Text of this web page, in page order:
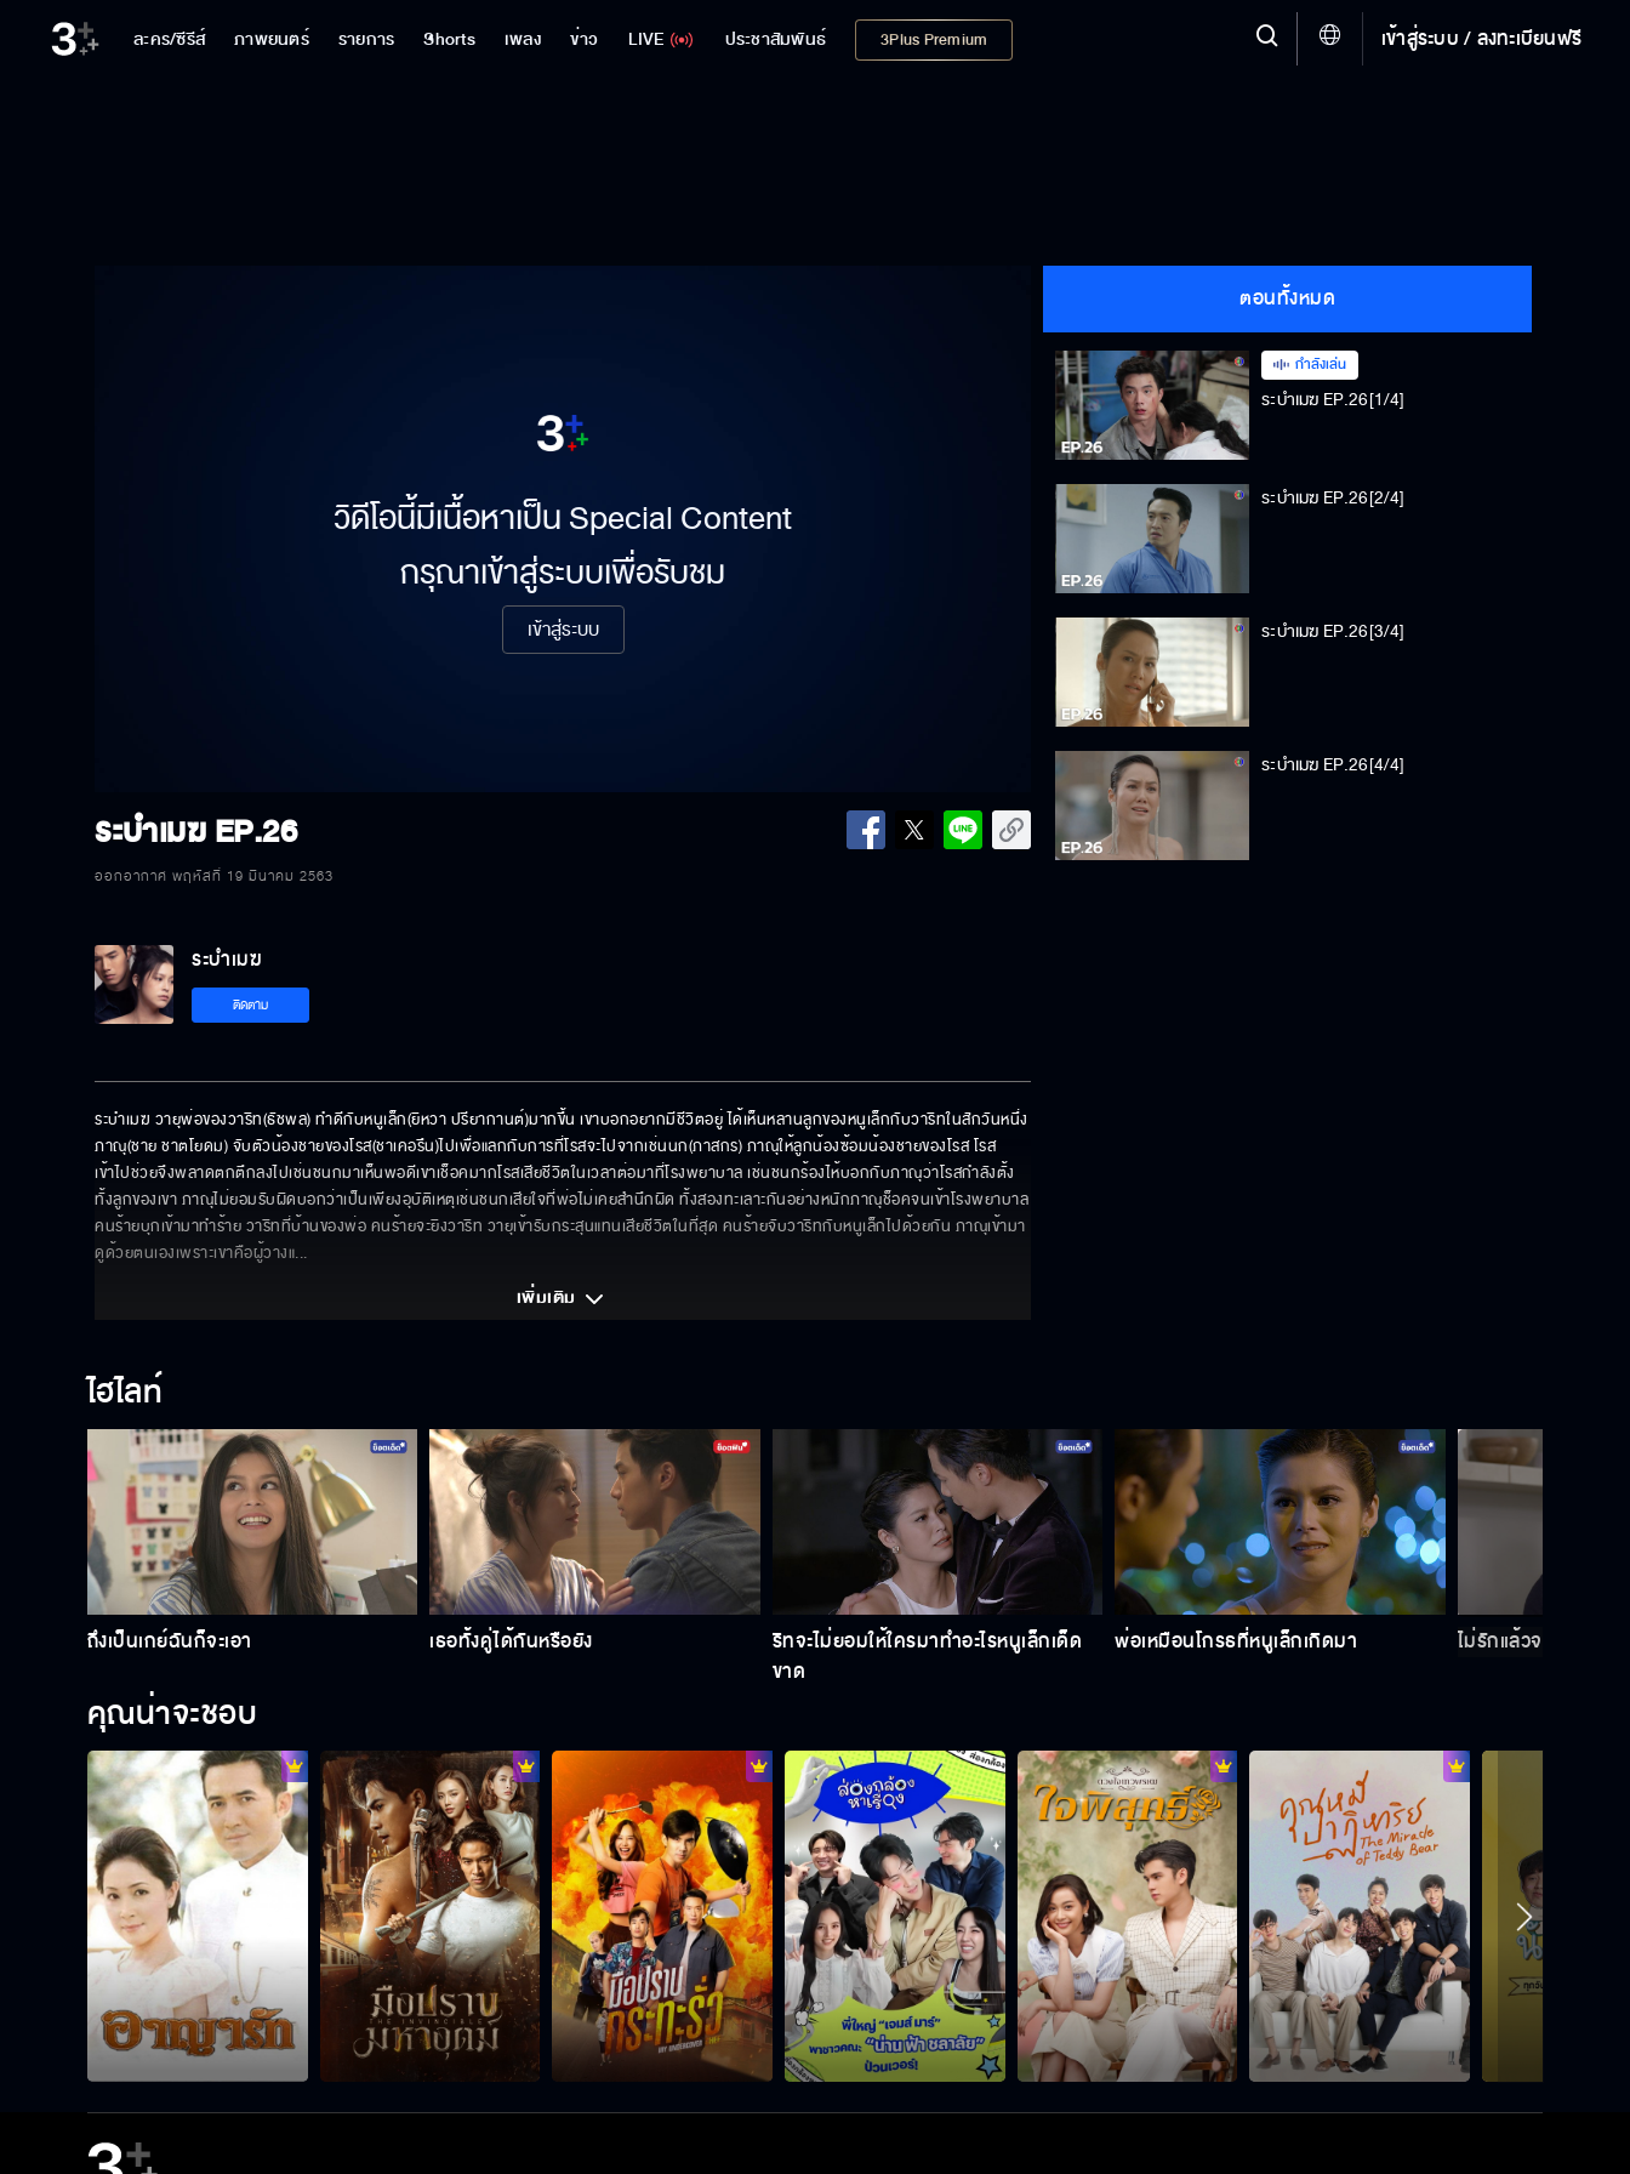
ละคร/ซีรีส์ ภาพยนตร์ รายการ Shorts เพลง ข่าว LIVE ประชาสัมพันธ์ 3Plus Premium เข้าสู่ระบบ / ลงทะเบียนฟรี
วิดีโอนี้มีเนื้อหาเป็น Special Content
กรุณาเข้าสู่ระบบเพื่อรับชม
เข้าสู่ระบบ
ระบำเมฆEP.26
ออกอากาศ พฤหัสที่ 19 มีนาคม 2563
ตอนทั้งหมด
กำลังเล่น
ระบำเมฆ EP.26[1/4]
ระบำเมฆ EP.26[2/4]
ระบำเมฆ EP.26[3/4]
ระบำเมฆ EP.26[4/4]
ระบำเมฆ
ติดตาม
ระบำเมฆ วายุพ่อของวาริท(ธัชพล) ทำดีกับหนูเล็ก(ยิหวา ปรียากานต์)มากขึ้น เขาบอกอยากมีชีวิตอยู่ ได้เห็นหลานลูกของหนูเล็กกับวาริทในสักวันหนึ่ง
ภาณุ(ชาย ชาตโยดม) จับตัวน้องชายของโรส(ชาเคอรึน)ไปเพื่อแลกกับการที่โรสจะไปจากเช่นนก(ภาสกร) ภาณุให้ลูกน้องซ้อมน้องชายของโรส โรส
เข้าไปช่วยจึงพลาดตกตึกลงไปเช่นชนกมาเห็นพอดีเขาเช็อคมากโรสเสียชีวิตในเวลาต่อมาที่โรงพยาบาล เช่นชนกร้องไห้บอกกับภาณุว่าโรสกำลังตั้ง
ทั้งลูกของเขา ภาณุไม่ยอมรับผิดบอกว่าเป็นเพียงอุบัติเหตุเช่นชนกเสียใจที่พ่อไม่เคยสำนึกผิด ทั้งสองทะเลาะกันอย่างหนักภาณุช็อคจนเข้าโรงพยาบาล
คนร้ายบุกเข้ามาทำร้าย วาริทที่บ้านของพ่อ คนร้ายจะยิงวาริท วายุเข้ารับกระสุนแทนเสียชีวิตในที่สุด คนร้ายจับวาริทกับหนูเล็กไปด้วยกัน ภาณุเข้ามา
ดูด้วยตนเองเพราะเขาคือผู้วางแ...
เพิ่มเติม
ไฮไลท์
ถึงเป็นเกย์ฉันก็จะเอา เธอทั้งคู่ได้กันหรือยัง
ริทจะไม่ยอมให้ใครมาทำอะไรหนูเล็กเด็ด
ขาด
พ่อเหมือนโกรธที่หนูเล็กเกิดมา ไม่รักแล้วจะหึงทำไม
คุณน่าจะชอบ